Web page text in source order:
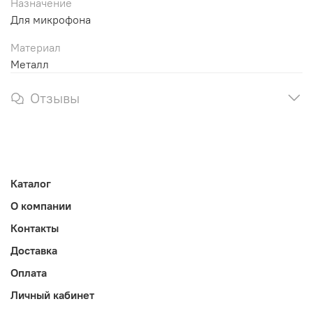
Для микрофона
Материал
Металл
Отзывы
Каталог
О компании
Контакты
Доставка
Оплата
Личный кабинет